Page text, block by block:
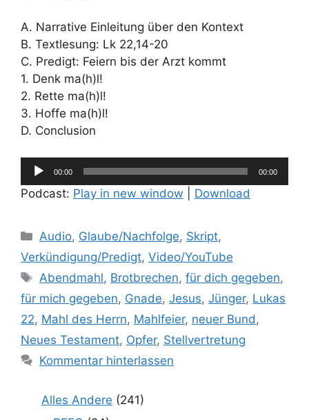
A. Narrative Einleitung über den Kontext
B. Textlesung: Lk 22,14-20
C. Predigt: Feiern bis der Arzt kommt
1. Denk ma(h)l!
2. Rette ma(h)l!
3. Hoffe ma(h)l!
D. Conclusion
Audio-
Player
00:00 00:00
Podcast: Play in new window Download
Kategorien
Audio, Glaube/Nachfolge, Skript,
Verkündigung/Predigt, Video/YouTube
Schlagwörter
Abendmahl, Brotbrechen,für dich gegeben,
für mich gegeben, Gnade, Jesus, Jünger, Lukas
22, Mahl des Herrn, Mahlfeier, neuer Bund ,
Neues Testament, Opfer, Stellvertretung
Kommentar hinterlassen
Alles Andere (241)